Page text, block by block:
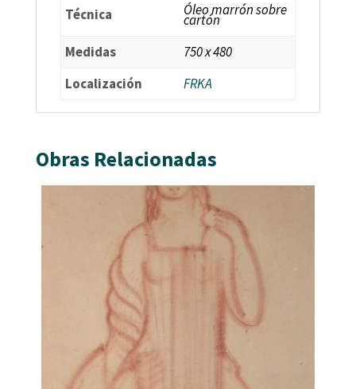
Técnica Óleo marrón sobre
cartón
Medidas
750 x 480
Localización
FRKA
Obras Relacionadas